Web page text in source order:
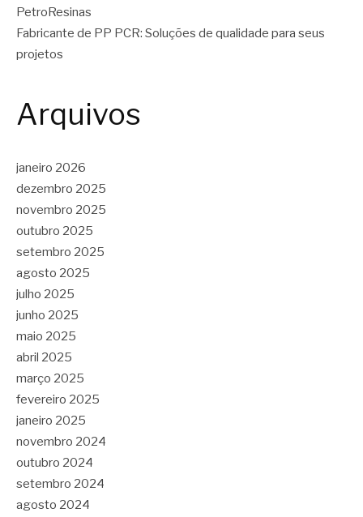
PetroResinas
Fabricante de PP PCR: Soluções de qualidade para seus
projetos
Arquivos
janeiro 2026
dezembro 2025
novembro 2025
outubro 2025
setembro 2025
agosto 2025
julho 2025
junho 2025
maio 2025
abril 2025
março 2025
fevereiro 2025
janeiro 2025
novembro 2024
outubro 2024
setembro 2024
agosto 2024